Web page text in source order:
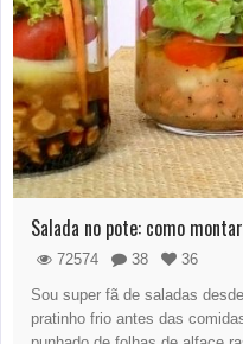
Salada no pote: como
72574 38
36
Sou super fã de saladas
pratinho frio antes das